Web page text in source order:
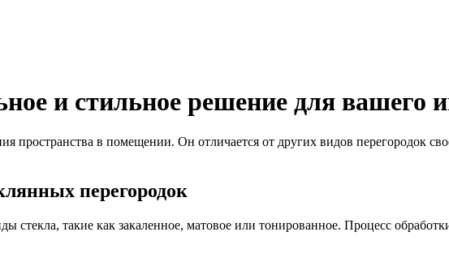
и стильное решение для вашего
в помещении. Он отличается от других видов перегородок
перегородок
стекла, такие как закаленное, матовое или тонированное. Процесс